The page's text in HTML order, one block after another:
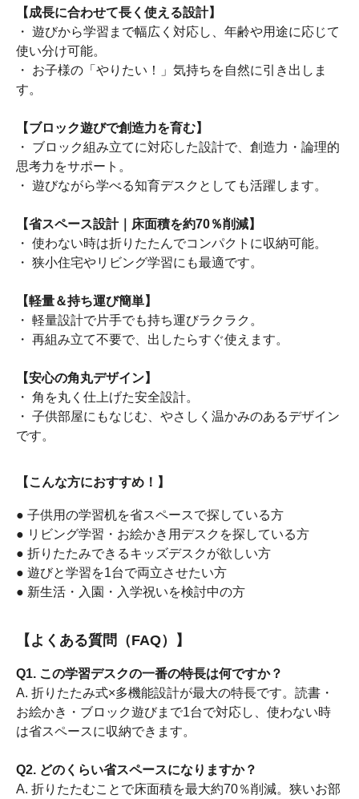
【成長に合わせて長く使える設計】
・ 遊びから学習まで幅広く対応し、年齢や用途に応じて
使い分け可能。
・ お子様の「やりたい！」気持ちを自然に引き出しま
す。
【ブロック遊びで創造力を育む】
・ ブロック組み立てに対応した設計で、創造力・論理的
思考力をサポート。
・ 遊びながら学べる知育デスクとしても活躍します。
【省スペース設計｜床面積を約70％削減】
・ 使わない時は折りたたんでコンパクトに収納可能。
・ 狭小住宅やリビング学習にも最適です。
【軽量＆持ち運び簡単】
・ 軽量設計で片手でも持ち運びラクラク。
・ 再組み立て不要で、出したらすぐ使えます。
【安心の角丸デザイン】
・ 角を丸く仕上げた安全設計。
・ 子供部屋にもなじむ、やさしく温かみのあるデザイン
です。
【こんな方におすすめ！】
● 子供用の学習机を省スペースで探している方
● リビング学習・お絵かき用デスクを探している方
● 折りたたみできるキッズデスクが欲しい方
● 遊びと学習を1台で両立させたい方
● 新生活・入園・入学祝いを検討中の方
【よくある質問（FAQ）】
Q1. この学習デスクの一番の特長は何ですか？
A. 折りたたみ式×多機能設計が最大の特長です。読書・
お絵かき・ブロック遊びまで1台で対応し、使わない時
は省スペースに収納できます。
Q2. どのくらい省スペースになりますか？
A. 折りたたむことで床面積を最大約70％削減。狭いお部